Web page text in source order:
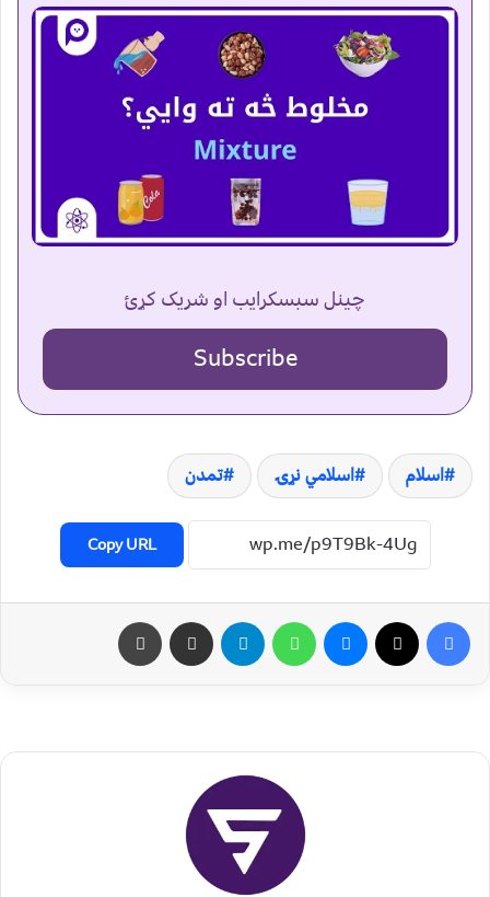
چینل سبسکرایب او شریک کړئ
Subscribe
اسلام اسلامي نړۍ تمدن
Copy URL